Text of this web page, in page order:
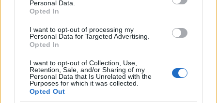
Personal Data.
Opted In
I want to opt-out of processing my
Personal Data for Targeted Advertising.
Opted In
I want to opt-out of Collection, Use,
Retention, Sale, and/or Sharing of my
Personal Data that Is Unrelated with the
Purposes for which it was collected.
Opted Out
10.08.2026